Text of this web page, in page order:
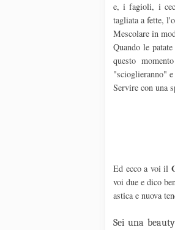
e, i fagioli, i
tagliata a fette,
Mescolare in
Quando le
questo
"scioglieranno"
Servire con una
Ed ecco a voi il
voi due e dico
astica e nuova
Sei una